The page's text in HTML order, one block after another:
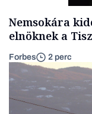
Nemsokára
elnöknek a
Forbes 2 perc